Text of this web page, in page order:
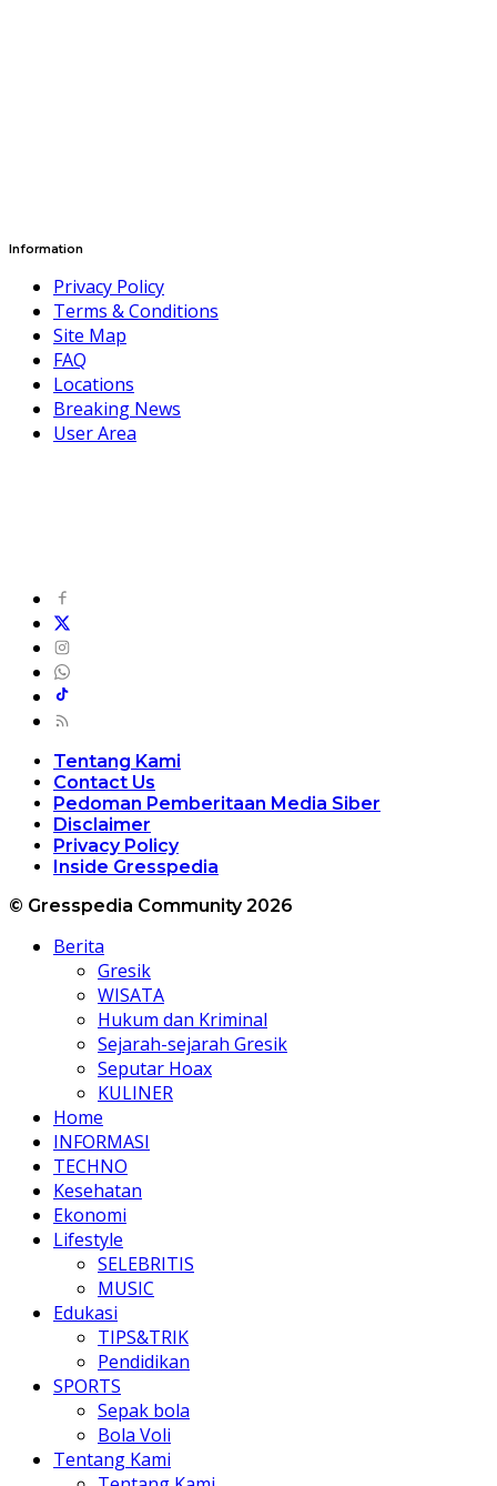
Information
Privacy Policy
Terms & Conditions
Site Map
FAQ
Locations
Breaking News
User Area
Tentang Kami
Contact Us
Pedoman Pemberitaan Media Siber
Disclaimer
Privacy Policy
Inside Gresspedia
© Gresspedia Community 2026
Berita
Gresik
WISATA
Hukum dan Kriminal
Sejarah-sejarah Gresik
Seputar Hoax
KULINER
Home
INFORMASI
TECHNO
Kesehatan
Ekonomi
Lifestyle
SELEBRITIS
MUSIC
Edukasi
TIPS&TRIK
Pendidikan
SPORTS
Sepak bola
Bola Voli
Tentang Kami